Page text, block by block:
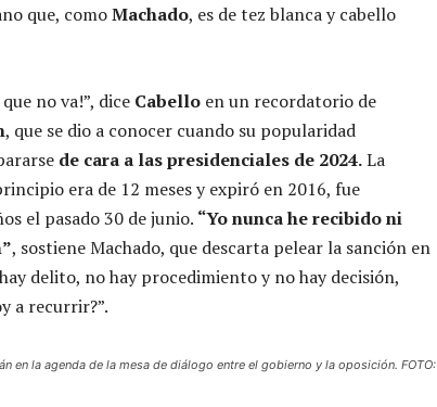
que, comoMachado, es de tez blanca y cabello
no va!”, dice Cabello en un recordatorio de
, que se dio a conocer cuando su popularidad
de cara a las presidenciales de 2024.La
era de 12 meses y expiró en 2016, fue
el pasado 30 de junio. “Yo nunca he recibido ni
, sostiene Machado, que descarta pelear la sanción en
delito, no hay procedimiento y no hay decisión,
a recurrir?”.
en la agenda de la mesa de diálogo entre el gobierno y la oposición. FOTO: